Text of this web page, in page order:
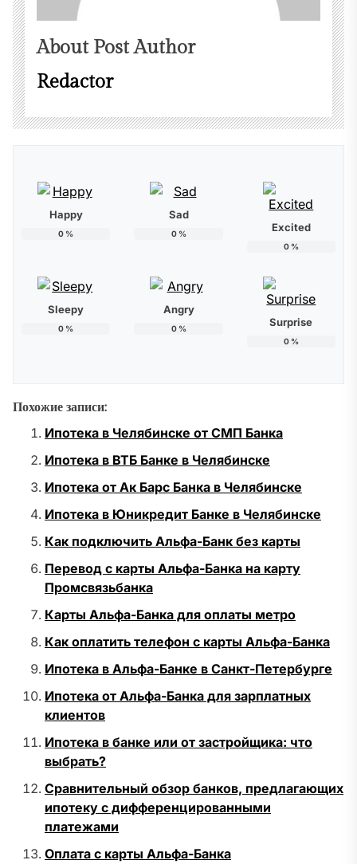
About Post Author
Redactor
Happy
0 %
Sad
0% Excited
0%
Sleepy
0 %
Angry
0% Surprise
0%
Похожие записи:
Ипотека в Челябинске от СМП Банка
Ипотека в ВТБ Банке в Челябинске
Ипотека от Ак Барс Банка в Челябинске
Ипотека в Юникредит Банке в Челябинске
Как подключить Альфа-Банк без карты
Перевод с карты Альфа-Банка на карту
Промсвязьбанка
Карты Альфа-Банка для оплаты метро
Как оплатить телефон с карты Альфа-Банка
Ипотека в Альфа-Банке в Санкт-Петербурге
Ипотека от Альфа-Банка для зарплатных
клиентов
Ипотека в банке или от застройщика: что
выбрать?
Сравнительный обзор банков, предлагающих
ипотеку с дифференцированными
платежами
Оплата с карты Альфа-Банка